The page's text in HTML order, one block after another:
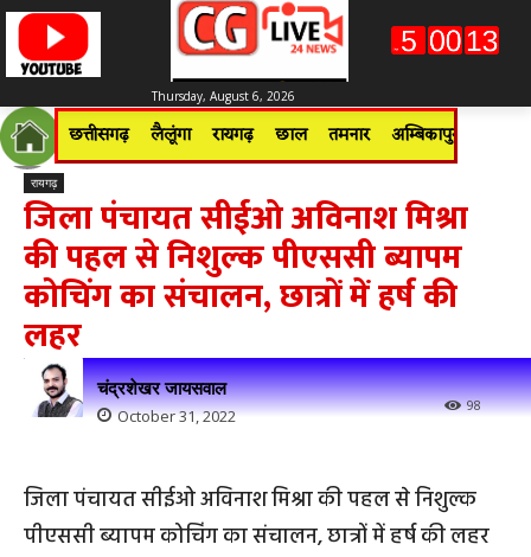
Thursday, August 6, 2026
छत्तीसगढ़ लैलूंगा रायगढ़ छाल तमनार अम्बिकापुर
रायगढ़
जिला पंचायत सीईओ अविनाश मिश्रा
की पहल से निशुल्क पीएससी ब्यापम
कोचिंग का संचालन, छात्रों में हर्ष की
लहर
चंद्रशेखर जायसवाल
October 31, 2022 98
जिला पंचायत सीईओ अविनाश मिश्रा की पहल से निशुल्क
पीएससी ब्यापम कोचिंग का संचालन, छात्रों में हर्ष की लहर